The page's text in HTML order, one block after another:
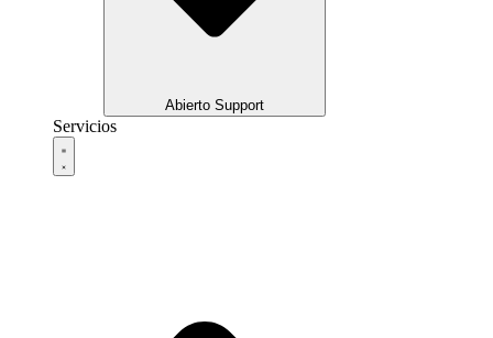
Abierto Support
Servicios